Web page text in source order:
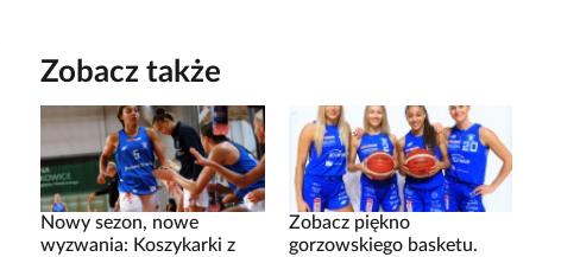
Zobacz także
Nowy sezon, nowe
wyzwania: Koszykarki z
Zobacz piękno
gorzowskiego basketu.